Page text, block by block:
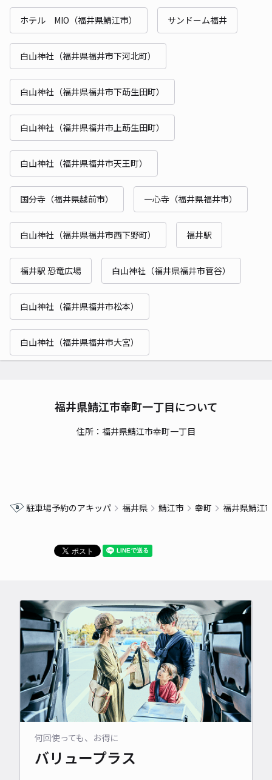
ホテル MIO（福井県鯖江市） サンドーム福井
白山神社（福井県福井市下河北町）
白山神社（福井県福井市下莇生田町）
白山神社（福井県福井市上莇生田町）
白山神社（福井県福井市天王町）
国分寺（福井県越前市） 一心寺（福井県福井市）
白山神社（福井県福井市西下野町） 福井駅
福井駅 恐竜広場 白山神社（福井県福井市菅谷）
白山神社（福井県福井市松本）
白山神社（福井県福井市大宮）
福井県鯖江市幸町一丁目について
住所：福井県鯖江市幸町一丁目
駐車場予約のアキッパ 福井県 鯖江市 幸町 福井県鯖江
何回使っても、お得に
バリュープラス